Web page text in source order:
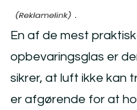
.
En af de mest
opbevaringsglas er
sikrer, at luft ikke kan
er afgørende for at